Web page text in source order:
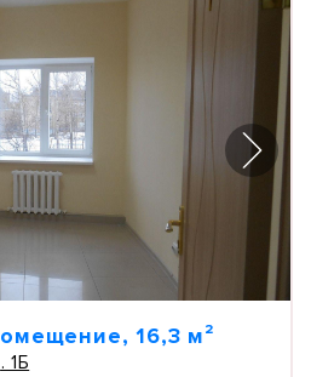
16,3 м²
1Б